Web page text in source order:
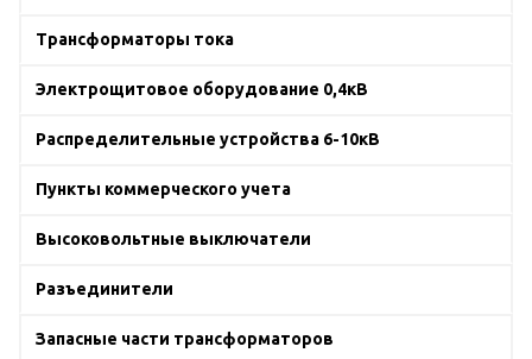
Трансформаторы тока
Электрощитовое оборудование 0,4кВ
Распределительные устройства 6-10кВ
Пункты коммерческого учета
Высоковольтные выключатели
Разъединители
Запасные части трансформаторов